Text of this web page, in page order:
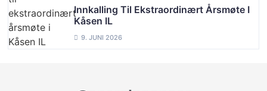
Innkalling Til Ekstraordinært Årsmøte I
Kåsen IL
9. JUNI 2026